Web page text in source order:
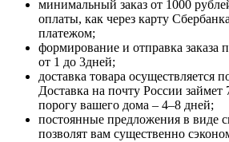
минимальный заказ от 1000
оплаты, как через карту
платежом;
формирование и отправка заказа
от 1 до 3дней;
доставка товара осуществляется
Доставка на почту России
порогу вашего дома – 4–8 дней;
постоянные предложения в виде
позволят вам существенно